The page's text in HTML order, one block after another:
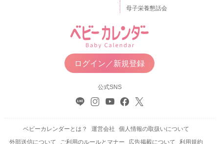
母子栄養懇話会
ログイン／新規登録
公式SNS
ベビーカレンダーとは？ 運営会社
個人情報の取扱いについて
外部送信について
ご利用のルールとマナー 広告掲載について 利用規約